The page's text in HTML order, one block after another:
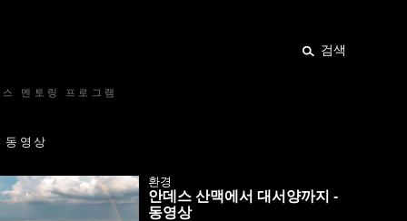
검색
스 멘토링 프로그램
영상
환경
안데스 산맥에서 대서양까지 -
동영상